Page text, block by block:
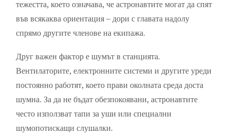
тежестта, което означава, че астронавтите могат да спят
във всякаква ориентация – дори с главата надолу
спрямо другите членове на екипажа.
Друг важен фактор е шумът в станцията.
Вентилаторите, електронните системи и другите уреди
постоянно работят, което прави околната среда доста
шумна. За да не бъдат обезпокоявани, астронавтите
често използват тапи за уши или специални
шумопотискащи слушалки.